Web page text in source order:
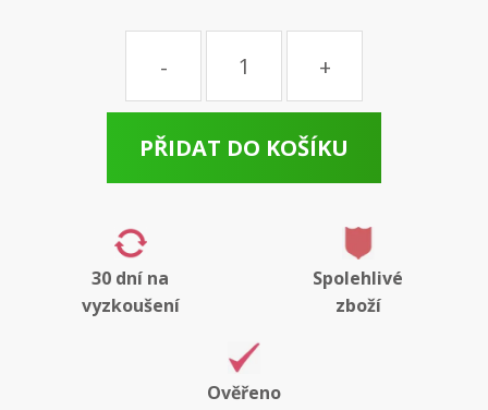
Množství
PŘIDAT DO KOŠÍKU
30 dní na
vyzkoušení
Spolehlivé
zboží
Ověřeno